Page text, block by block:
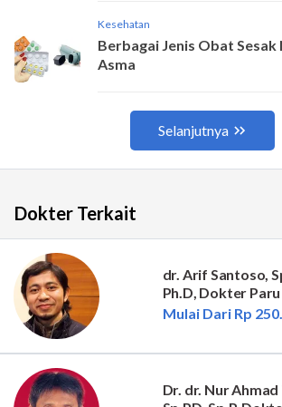
Dokter Terkait